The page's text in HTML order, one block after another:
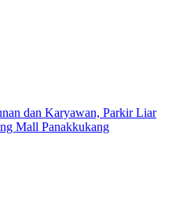
dan Karyawan, Parkir Liar
Mall Panakkukang